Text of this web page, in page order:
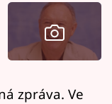
zpráva. Ve